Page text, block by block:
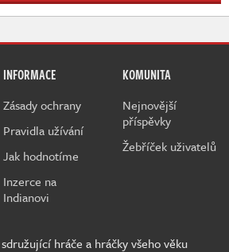
INFORMACE
Zásady ochrany
Pravidla užívání
Jak hodnotíme
Inzerce na
Indianovi
KOMUNITA
Nejnovější
příspěvky
Žebříček uživatelů
hráče a hráčky všeho věku